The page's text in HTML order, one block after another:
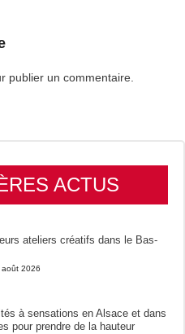
publier un commentaire.
ACTUS
ateliers créatifs dans le Bas-
août 2026
à sensations en Alsace et dans
pour prendre de la hauteur